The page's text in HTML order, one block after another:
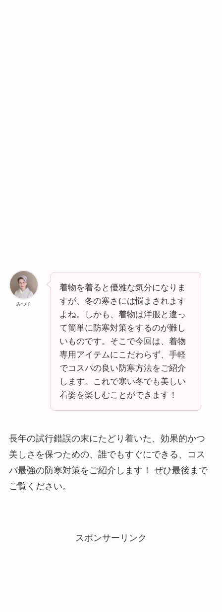
みつ子
着物を着ると優雅な気分になりま
すが、冬の寒さには悩まされます
よね。しかも、着物は洋服と違っ
て簡単に防寒対策をするのが難し
いものです。そこで今回は、着物
専用アイテムにこだわらず、手軽
でコスパの良い防寒方法をご紹介
します。これで寒い冬でも美しい
着姿を楽しむことができます！
長年の試行錯誤の末にたどり着いた、効果的かつ
美しさを保つための、誰でもすぐにできる、コス
パ最強の防寒対策をご紹介します！ ぜひ最後まで
ご覧ください。
スポンサーリンク